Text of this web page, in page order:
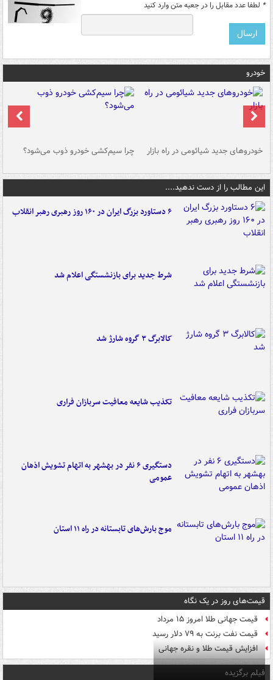
* لطفا عدد مقابل را در جعبه متن وارد کنید
خودرو
خودروهای جدید شیائومی در راه بازار چرا سیم‌کشی خودرو ذوب می‌شود؟
این مطالب را از دست ندهید....
۶ دستاورد بزرگ ایران در ۱۶۰ روز رهبری رهبر انقلاب
شرط جدید برای بازنشستگی اعلام شد
کالابرگ ۳ گروه شارژ شد
تکذیب شایعه معافیت سربازان فراری
دستگیری ۶ نفر در بهشهر به اتهام تشویش اذهان
عمومی
موج بارش‌های تابستانه در راه ۱۱ استان
قیمت‌های روز در یک نگاه
قیمت جهانی طلا امروز ۱۵ مرداد
قیمت نفت برنت به ۷۹ دلار رسید
افزایش قیمت طلا و نقره جهانی
فیلم برگزیده